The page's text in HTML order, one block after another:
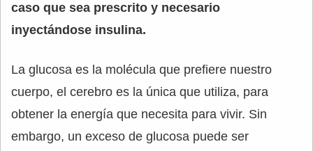
caso que sea prescrito y necesario
inyectándose insulina.
La glucosa es la molécula que prefiere nuestro
cuerpo, el cerebro es la única que utiliza, para
obtener la energía que necesita para vivir. Sin
embargo, un exceso de glucosa puede ser